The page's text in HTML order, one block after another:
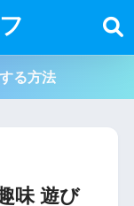
る方法
味 遊び